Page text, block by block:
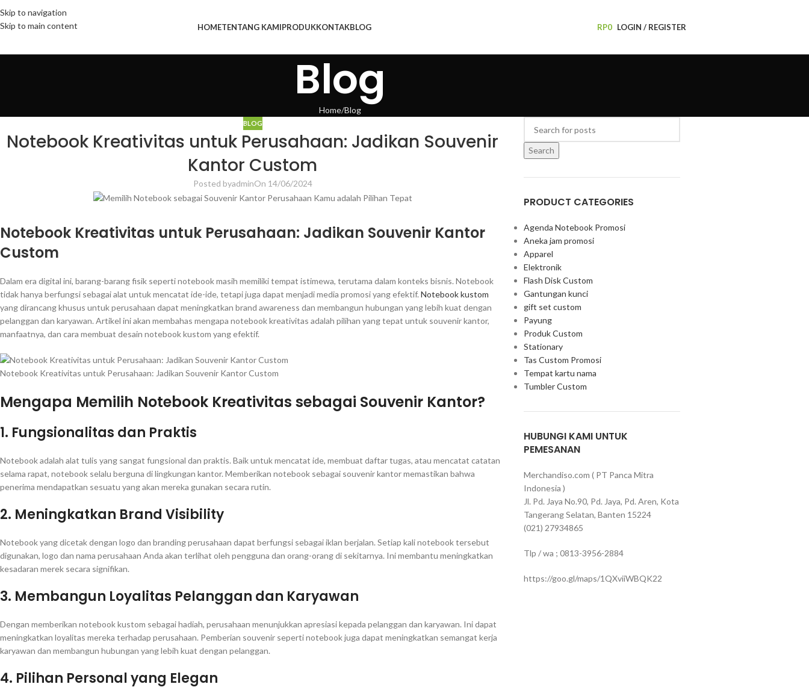
Skip to navigation
Skip to main content
HOMETENTANG KAMIPRODUKKONTAKBLOG RP0 LOGIN / REGISTER
Blog
Home Blog
BLOG
Notebook Kreativitas untuk Perusahaan: Jadikan Souvenir
Kantor Custom
Posted byadminOn 14/06/2024
Notebook Kreativitas untuk Perusahaan: Jadikan Souvenir Kantor
Custom
Dalam era digital ini, barang-barang fisik seperti notebook masih memiliki tempat istimewa, terutama dalam konteks bisnis. Notebook
tidak hanya berfungsi sebagai alat untuk mencatat ide-ide, tetapi juga dapat menjadi media promosi yang efektif. Notebook kustom
yang dirancang khusus untuk perusahaan dapat meningkatkan brand awareness dan membangun hubungan yang lebih kuat dengan
pelanggan dan karyawan. Artikel ini akan membahas mengapa notebook kreativitas adalah pilihan yang tepat untuk souvenir kantor,
manfaatnya, dan cara membuat desain notebook kustom yang efektif.
Notebook Kreativitas untuk Perusahaan: Jadikan Souvenir Kantor Custom
Mengapa Memilih Notebook Kreativitas sebagai Souvenir Kantor?
1. Fungsionalitas dan Praktis
Notebook adalah alat tulis yang sangat fungsional dan praktis. Baik untuk mencatat ide, membuat daftar tugas, atau mencatat catatan
selama rapat, notebook selalu berguna di lingkungan kantor. Memberikan notebook sebagai souvenir kantor memastikan bahwa
penerima mendapatkan sesuatu yang akan mereka gunakan secara rutin.
2. Meningkatkan Brand Visibility
Notebook yang dicetak dengan logo dan branding perusahaan dapat berfungsi sebagai iklan berjalan. Setiap kali notebook tersebut
digunakan, logo dan nama perusahaan Anda akan terlihat oleh pengguna dan orang-orang di sekitarnya. Ini membantu meningkatkan
kesadaran merek secara signifikan.
3. Membangun Loyalitas Pelanggan dan Karyawan
Dengan memberikan notebook kustom sebagai hadiah, perusahaan menunjukkan apresiasi kepada pelanggan dan karyawan. Ini dapat
meningkatkan loyalitas mereka terhadap perusahaan. Pemberian souvenir seperti notebook juga dapat meningkatkan semangat kerja
karyawan dan membangun hubungan yang lebih kuat dengan pelanggan.
4. Pilihan Personal yang Elegan
Search
PRODUCT CATEGORIES
Agenda Notebook Promosi
Aneka jam promosi
Apparel
Elektronik
Flash Disk Custom
Gantungan kunci
gift set custom
Payung
Produk Custom
Stationary
Tas Custom Promosi
Tempat kartu nama
Tumbler Custom
HUBUNGI KAMI UNTUK
PEMESANAN
Merchandiso.com ( PT Panca Mitra
Indonesia )
Jl. Pd. Jaya No.90, Pd. Jaya, Pd. Aren, Kota
Tangerang Selatan, Banten 15224
(021) 27934865
Tlp / wa ; 0813-3956-2884
https://goo.gl/maps/1QXviiWBQK22